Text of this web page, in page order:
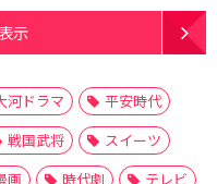
示
河ドラマ
平安時代
戦国武将
スイーツ
画 時代劇
テレビ